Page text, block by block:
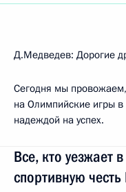
Д.Медведев: Дорогие
Сегодня мы
на Олимпийские игры
надеждой на успех.
Все, кто уезжает
спортивную